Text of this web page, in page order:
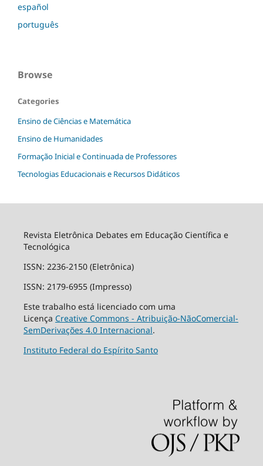
español
português
Browse
Categories
Ensino de Ciências e Matemática
Ensino de Humanidades
Formação Inicial e Continuada de Professores
Tecnologias Educacionais e Recursos Didáticos
Revista Eletrônica Debates em Educação Científica e
Tecnológica
ISSN: 2236-2150 (Eletrônica)
ISSN: 2179-6955 (Impresso)
Este trabalho está licenciado com uma
Licença Creative Commons - Atribuição-NãoComercial-
SemDerivações 4.0 Internacional.
Instituto Federal do Espírito Santo